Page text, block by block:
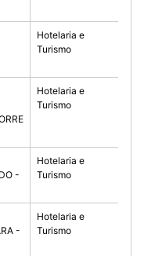
Hotelaria e
Turismo
Hotelaria e
Turismo
-
Hotelaria e
Turismo
-
Hotelaria e
Turismo